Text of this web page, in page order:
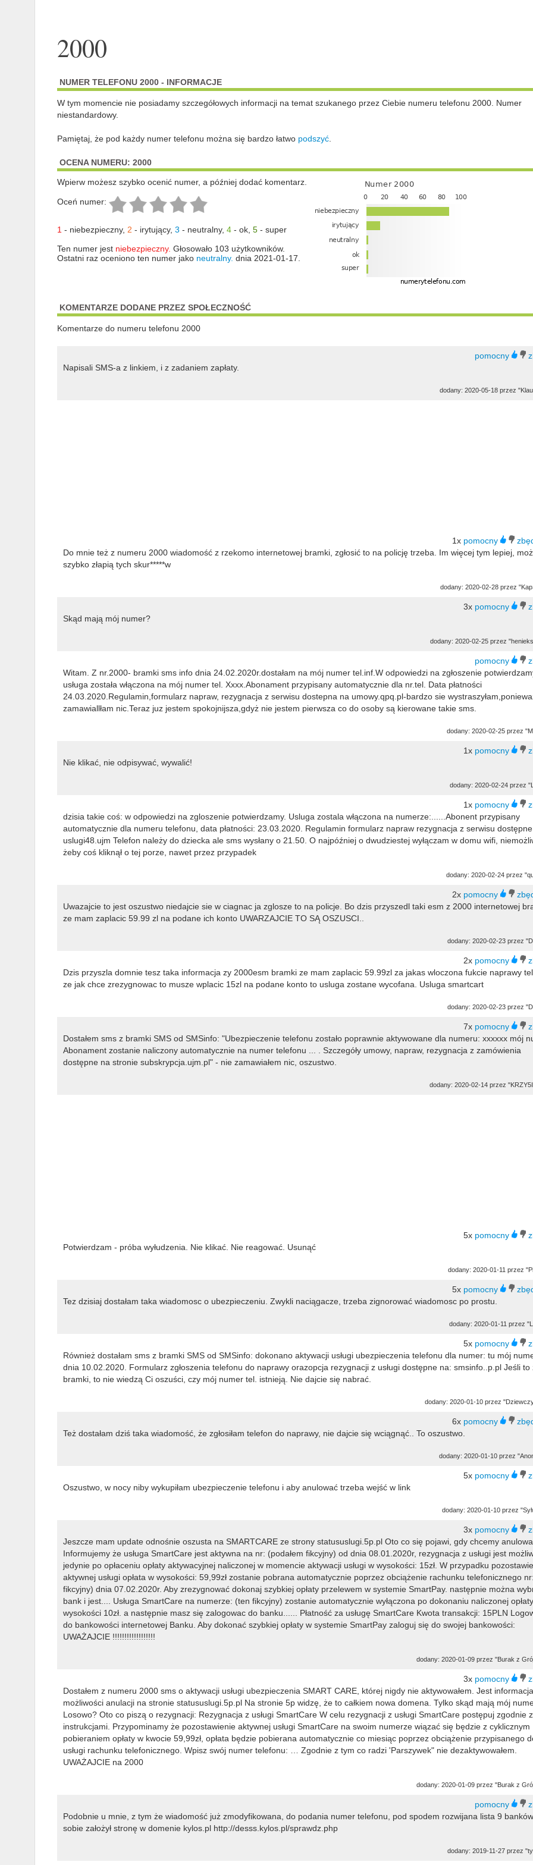
2000
NUMER TELEFONU 2000 - INFORMACJE
W tym momencie nie posiadamy szczegółowych informacji na temat szukanego przez Ciebie numeru telefonu 2000. Numer
niestandardowy.
Pamiętaj, że pod każdy numer telefonu można się bardzo łatwo podszyć.
OCENA NUMERU: 2000
Wpierw możesz szybko ocenić numer, a później dodać komentarz.
Oceń numer:
1- niebezpieczny, 2 - irytujący, 3 - neutralny, 4- ok, 5- super
Ten numer jest niebezpieczny. Głosowało 103 użytkowników.
Ostatni raz oceniono ten numer jako neutralny. dnia 2021-01-17.
KOMENTARZE DODANE PRZEZ SPOŁECZNOŚĆ
Komentarze do numeru telefonu 2000
Napisali SMS-a z linkiem, i z zadaniem zapłaty.
dodany: 2020-05-18 przez
1x
Do mnie też z numeru 2000 wiadomość z rzekomo internetowej bramki, zgłosić to na policję trzeba. Im więcej tym lepiej,
szybko złapią tych skur*****w
dodany: 2020-02-28 przez
3x
Skąd mają mój numer?
dodany: 2020-02-25 przez
Witam. Z nr.2000- bramki sms info dnia 24.02.2020r.dostałam na mój numer tel.inf.W odpowiedzi na zgłoszenie
usługa została włączona na mój numer tel. Xxxx.Abonament przypisany automatycznie dla nr.tel. Data płatności
24.03.2020.Regulamin,formularz napraw, rezygnacja z serwisu dostepna na umowy.qpq.pl-bardzo sie
zamawiallłam nic.Teraz juz jestem spokojnijsza,gdyż nie jestem pierwsza co do osoby są kierowane takie sms.
dodany: 2020-02-25 przez
1x
Nie klikać, nie odpisywać, wywalić!
dodany: 2020-02-24 przez
1x
dzisia takie coś: w odpowiedzi na zgloszenie potwierdzamy. Usluga zostala włączona na numerze:......Abonent przypisany
automatycznie dla numeru telefonu, data płatności: 23.03.2020. Regulamin formularz napraw rezygnacja z serwisu
uslugi48.ujm Telefon należy do dziecka ale sms wysłany o 21.50. O najpóźniej o dwudziestej wyłączam w domu wifi,
żeby coś kliknął o tej porze, nawet przez przypadek
dodany: 2020-02-24 przez
2x
Uwazajcie to jest oszustwo niedajcie sie w ciagnac ja zglosze to na policje. Bo dzis przyszedl taki esm z 2000 internetowej
ze mam zaplacic 59.99 zl na podane ich konto UWARZAJCIE TO SĄ OSZUSCI..
dodany: 2020-02-23 przez
2x
Dzis przyszla domnie tesz taka informacja zy 2000esm bramki ze mam zaplacic 59.99zl za jakas wloczona fukcie naprawy
ze jak chce zrezygnowac to musze wplacic 15zl na podane konto to usluga zostane wycofana. Usluga smartcart
dodany: 2020-02-23 przez
7x
Dostałem sms z bramki SMS od SMSinfo: "Ubezpieczenie telefonu zostało poprawnie aktywowane dla numeru: xxxxxx mój
Abonament zostanie naliczony automatycznie na numer telefonu ... . Szczegóły umowy, napraw, rezygnacja z zamówienia
dostępne na stronie subskrypcja.ujm.pl" - nie zamawiałem nic, oszustwo.
dodany: 2020-02-14 przez
5x
Potwierdzam - próba wyłudzenia. Nie klikać. Nie reagować. Usunąć
dodany: 2020-01-11 przez
5x
Tez dzisiaj dostałam taka wiadomosc o ubezpieczeniu. Zwykli naciągacze, trzeba zignorować wiadomosc po prostu.
dodany: 2020-01-11 przez
5x
Również dostałam sms z bramki SMS od SMSinfo: dokonano aktywacji usługi ubezpieczenia telefonu dla numer: tu mój
dnia 10.02.2020. Formularz zgłoszenia telefonu do naprawy orazopcja rezygnacji z usługi dostępne na: smsinfo..p.pl Jeśli to
bramki, to nie wiedzą Ci oszuści, czy mój numer tel. istnieją. Nie dajcie się nabrać.
dodany: 2020-01-10 przez
6x
Też dostałam dziś taka wiadomość, że zgłosiłam telefon do naprawy, nie dajcie się wciągnąć.. To oszustwo.
dodany: 2020-01-10 przez
5x
Oszustwo, w nocy niby wykupiłam ubezpieczenie telefonu i aby anulować trzeba wejść w link
dodany: 2020-01-10 przez
3x
Jeszcze mam update odnośnie oszusta na SMARTCARE ze strony statususlugi.5p.pl Oto co się pojawi, gdy chcemy
Informujemy że usługa SmartCare jest aktywna na nr: (podałem fikcyjny) od dnia 08.01.2020r, rezygnacja z usługi jest
jedynie po opłaceniu opłaty aktywacyjnej naliczonej w momencie aktywacji usługi w wysokości: 15zł. W przypadku
aktywnej usługi opłata w wysokości: 59,99zł zostanie pobrana automatycznie poprzez obciążenie rachunku telefonicznego
fikcyjny) dnia 07.02.2020r. Aby zrezygnować dokonaj szybkiej opłaty przelewem w systemie SmartPay. następnie można
bank i jest.... Usługa SmartCare na numerze: (ten fikcyjny) zostanie automatycznie wyłączona po dokonaniu naliczonej
wysokości 10zł. a następnie masz się zalogowac do banku...... Płatność za usługę SmartCare Kwota transakcji: 15PLN
do bankowości internetowej Banku. Aby dokonać szybkiej opłaty w systemie SmartPay zaloguj się do swojej bankowości:
UWAŻAJCIE !!!!!!!!!!!!!!!!!!
dodany: 2020-01-09 przez "Burak z
3x
Dostałem z numeru 2000 sms o aktywacji usługi ubezpieczenia SMART CARE, której nigdy nie aktywowałem. Jest
możliwości anulacji na stronie statususlugi.5p.pl Na stronie 5p widzę, że to całkiem nowa domena. Tylko skąd mają mój
Losowo? Oto co piszą o rezygnacji: Rezygnacja z usługi SmartCare W celu rezygnacji z usługi SmartCare postępuj zgodnie z
instrukcjami. Przypominamy że pozostawienie aktywnej usługi SmartCare na swoim numerze wiązać się będzie z cyklicznym
pobieraniem opłaty w kwocie 59,99zł, opłata będzie pobierana automatycznie co miesiąc poprzez obciążenie przypisanego
usługi rachunku telefonicznego. Wpisz swój numer telefonu: … Zgodnie z tym co radzi 'Parszywek" nie dezaktywowałem.
UWAŻAJCIE na 2000
dodany: 2020-01-09 przez "Burak z
Podobnie u mnie, z tym że wiadomość już zmodyfikowana, do podania numer telefonu, pod spodem rozwijana lista 9
sobie założył stronę w domenie kylos.pl http://desss.kylos.pl/sprawdz.php
dodany: 2019-11-27 przez